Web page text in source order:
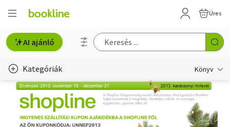
Üres
AI ajánló
Kategóriák Könyv
Életmód, egészség
Erotika